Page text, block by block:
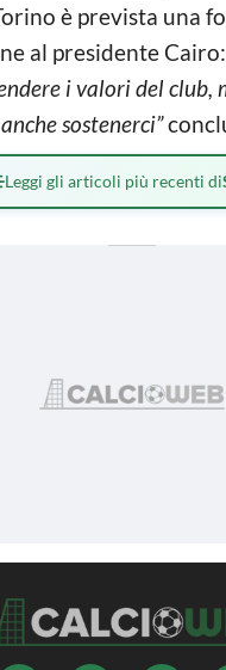
è prevista una
al presidente Cairo:
i valori del club,
sostenerci”
Leggi gli articoli più recenti di